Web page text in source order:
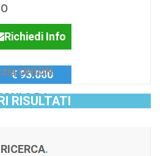
A SILI -
Richiedi Info
S.R.L.
€ 93.000
RISULTATI
.